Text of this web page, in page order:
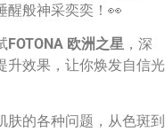
醒般神采奕奕！👀
FOTONA 欧洲之星 ，深
升效果，让你焕发自信光
肤的各种问题，从色斑到